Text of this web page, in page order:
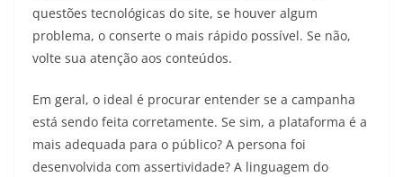
questões tecnológicas do site, se houver algum
problema, o conserte o mais rápido possível. Se não,
volte sua atenção aos conteúdos.
Em geral, o ideal é procurar entender se a campanha
está sendo feita corretamente. Se sim, a plataforma é a
mais adequada para o público? A persona foi
desenvolvida com assertividade? A linguagem do